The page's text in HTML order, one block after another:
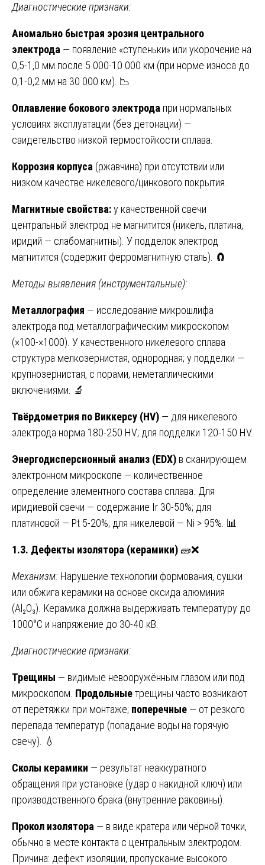
Диагностические признаки:
Аномально быстрая эрозия центрального
электрода — появление «ступеньки» или укорочение на
0,5-1,0 мм после 5 000-10 000 км (при норме износа до
0,1-0,2 мм на 30 000 км). 📉
Оплавление бокового электрода при нормальных
условиях эксплуатации (без детонации) —
свидетельство низкой термостойкости сплава.
Коррозия корпуса (ржавчина) при отсутствии или
низком качестве никелевого/цинкового покрытия.
Магнитные свойства:у качественной свечи
центральный электрод не магнитится (никель, платина,
иридий — слабомагнитны). У подделок электрод
магнитится (содержит ферромагнитную сталь). 🧲
Методы выявления (инструментальные):
Металлография — исследование микрошлифа
электрода под металлографическим микроскопом
(×100-×1000). У качественного никелевого сплава
структура мелкозернистая, однородная; у подделки —
крупнозернистая, с порами, неметаллическими
включениями. 🔬
Твёрдометрия по Виккерсу (HV) — для никелевого
электрода норма 180-250 HV; для подделки 120-150 HV.
Энергодисперсионный анализ (EDX) в сканирующем
электронном микроскопе — количественное
определение элементного состава сплава. Для
иридиевой свечи — содержание Ir 30-50%; для
платиновой — Pt 5-20%; для никелевой — Ni > 95%. 📊
1.3. Дефекты изолятора (керамики) 🧱❌
Механизм: Нарушение технологии формования, сушки
или обжига керамики на основе оксида алюминия
(Al₂O₃). Керамика должна выдерживать температуру до
1000°C и напряжение до 30-40 кВ.
Диагностические признаки:
Трещины — видимые невооружённым глазом или под
микроскопом. Продольныетрещины часто возникают
от перетяжки при монтаже; поперечные — от резкого
перепада температур (попадание воды на горячую
свечу). 💧
Сколы керамики — результат неаккуратного
обращения при установке (удар о накидной ключ) или
производственного брака (внутренние раковины).
Прокол изолятора — в виде кратера или чёрной точки,
обычно в месте контакта с центральным электродом.
Причина: дефект изоляции, пропускание высокого